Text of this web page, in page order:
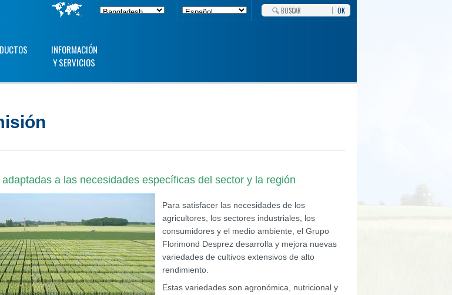
OK
INFORMACIÓN
Y SERVICIOS
a las necesidades específicas del sector y la región
Para satisfacer las necesidades de los
agricultores, los sectores industriales, los
consumidores y el medio ambiente, el Grupo
Florimond Desprez desarrolla y mejora nuevas
variedades de cultivos extensivos de alto
rendimiento.
Estas variedades son agronómica, nutricional y